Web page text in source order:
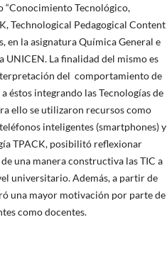
“Conocimiento Tecnológico,
Technological Pedagogical Content
en la asignatura Química General e
UNICEN. La finalidad del mismo es
del comportamiento de
éstos integrando las Tecnologías de
ello se utilizaron recursos como
inteligentes (smartphones) y
TPACK, posibilitó reflexionar
una manera constructiva las TIC a
universitario. Además, a partir de
una mayor motivación por parte de
como docentes.